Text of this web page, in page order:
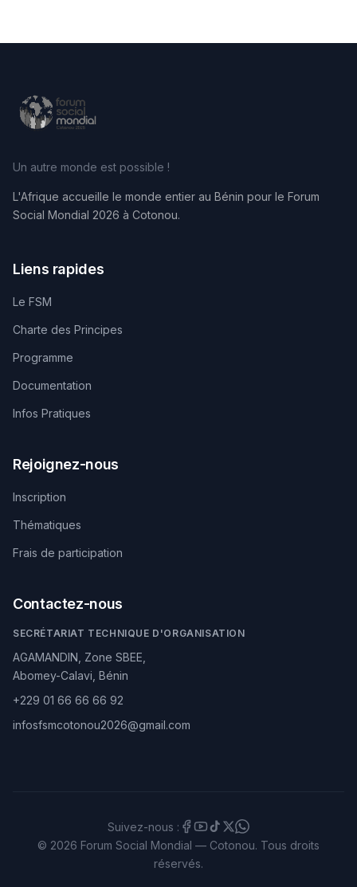
Un autre monde est possible !
L'Afrique accueille le monde entier au Bénin pour le Forum
Social Mondial 2026 à Cotonou.
Liens rapides
Le FSM
Charte des Principes
Programme
Documentation
Infos Pratiques
Rejoignez-nous
Inscription
Thématiques
Frais de participation
Contactez-nous
SECRÉTARIAT TECHNIQUE D'ORGANISATION
AGAMANDIN, Zone SBEE,
Abomey-Calavi, Bénin
+229 01 66 66 66 92
infosfsmcotonou2026@gmail.com
Suivez-nous :
© 2026 Forum Social Mondial — Cotonou. Tous droits
réservés.